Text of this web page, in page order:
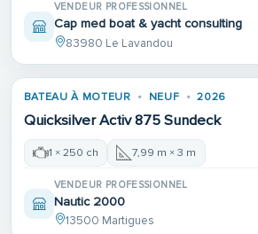
VENDEUR PROFESSIONNEL
Cap med boat & yacht consulting
83980 Le Lavandou
BATEAU À MOTEUR NEUF 2026
Quicksilver Activ 875 Sundeck
1 × 250 ch 7,99 m × 3 m
VENDEUR PROFESSIONNEL
Nautic 2000
13500 Martigues